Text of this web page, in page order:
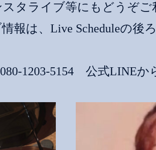
タライブ等にもどうぞご
報は、Live Scheduleの後
1203-5154 公式LINEか